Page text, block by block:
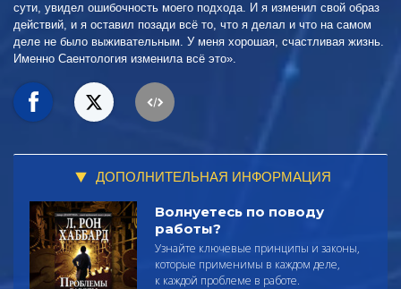
сути, увидел ошибочность моего подхода. И я изменил свой образ
действий, и я оставил позади всё то, что я делал и что на самом
деле не было выживательным. У меня хорошая, счастливая жизнь.
Именно Саентология изменила всё это».
ДОПОЛНИТЕЛЬНАЯ ИНФОРМАЦИЯ
Волнуетесь по поводу
работы?
Узнайте ключевые принципы и законы,
которые применимы в каждом деле,
к каждой проблеме в работе.